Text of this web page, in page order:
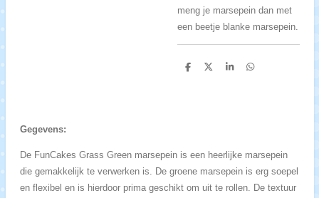
meng je marsepein dan met
een beetje blanke marsepein.
D
D
S
D
Gegevens:
De FunCakes Grass Green marsepein is een heerlijke marsepein
die gemakkelijk te verwerken is. De groene marsepein is erg soepel
en flexibel en is hierdoor prima geschikt om uit te rollen. De textuur